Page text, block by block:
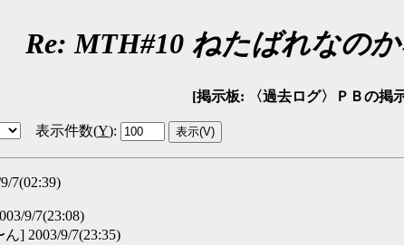
Re: MTH#10 ねたばれなの
[掲示板: 〈過去ログ〉ＰＢの掲
表示件数(Y):
7(02:39)
9/7(23:08)
ん] 2003/9/7(23:35)